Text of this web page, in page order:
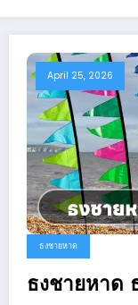
April 25, 2026
ธงชายหาด
ธงชายหาด